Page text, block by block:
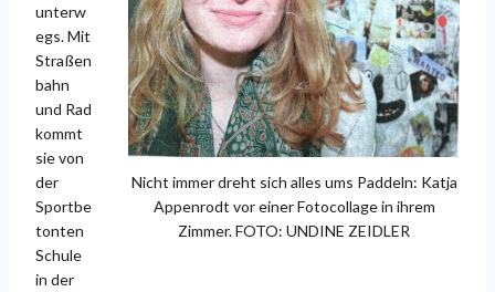
Nicht immer dreht sich alles ums Paddeln: Katja
Appenrodt vor einer Fotocollage in ihrem
Zimmer. FOTO: UNDINE ZEIDLER
unterw
egs. Mit
Straßen
bahn
und Rad
kommt
sie von
der
Sportbe
tonten
Schule
in der